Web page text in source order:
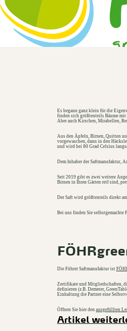
Es begann ganz klein für die
finden sich größtenteils Bäume mit
Aber auch Kirschen, Mirabellen,
Aus den Äpfeln, Birnen, Quitten
vorgewaschen, dann in den
und wird bei 80 Grad Celsius
Dem Inhaber der Saftmanufaktur,
Seit 2019 gibt es zwei weitere
Birnen in Ihren Gärten reif sind,
Der Saft wird größtenteils direkt
Bei uns finden Sie selbstgemachte
Die Föhrer Saftmanufaktur ist
Zertifikate und Mitgliedschaften,
definieren (z.B. Demeter,
Einhaltung die Partner eine
Öffnen Sie hier den ausgefüllten
Artikel